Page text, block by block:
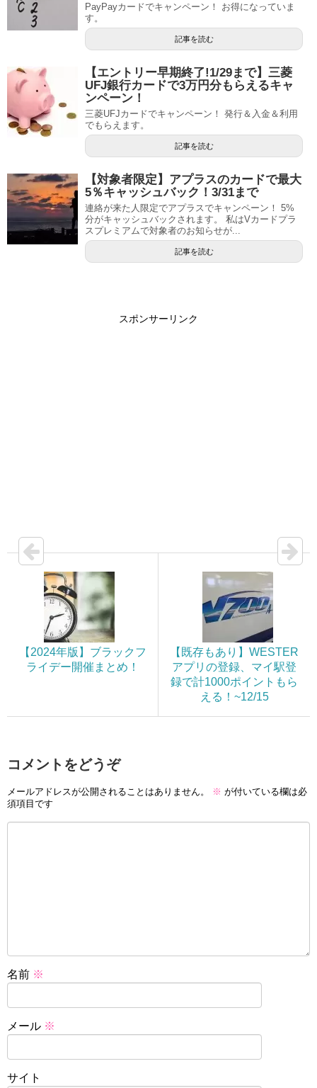
PayPayカードでキャンペーン！ お得になっていま
す。
記事を読む
【エントリー早期終了!1/29まで】三菱
UFJ銀行カードで3万円分もらえるキャ
ンペーン！
三菱UFJカードでキャンペーン！ 発行＆入金＆利用
でもらえます。
記事を読む
【対象者限定】アプラスのカードで最大
5％キャッシュバック！3/31まで
連絡が来た人限定でアプラスでキャンペーン！ 5%
分がキャッシュバックされます。 私はVカードプラ
スプレミアムで対象者のお知らせが...
記事を読む
スポンサーリンク
【2024年版】ブラックフ
ライデー開催まとめ！
【既存もあり】WESTER
アプリの登録、マイ駅登
録で計1000ポイントもら
える！~12/15
コメントをどうぞ
メールアドレスが公開されることはありません。 ※ が付いている欄は必
須項目です
名前 ※
メール ※
サイト